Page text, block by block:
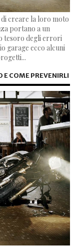
creare la loro moto
portano a un
tesoro degli errori
garage ecco alcuni
E COME PREVENIRLI